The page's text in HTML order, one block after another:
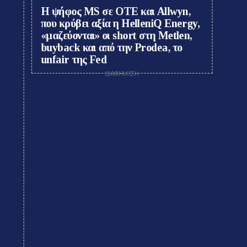
Η ψήφος MS σε ΟΤΕ και Allwyn,
που κρύβει αξία η HelleniQ Energy,
«μαζεύονται» οι short στη Metlen,
buyback και από την Prodea, το
unfair της Fed